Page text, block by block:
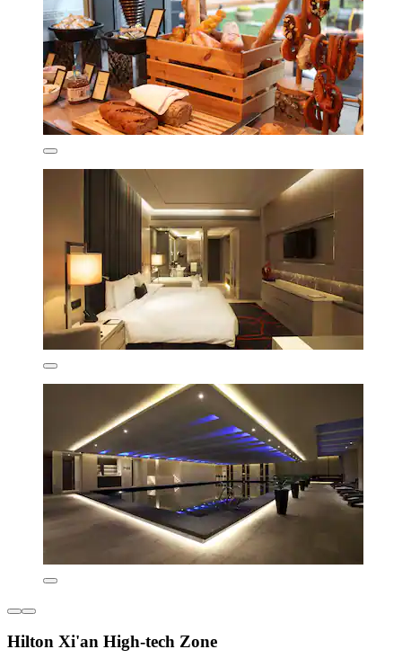
Hilton Xi'an High-tech Zone